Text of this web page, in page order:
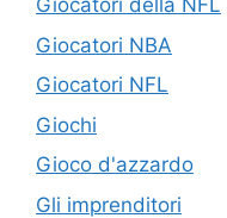
Giocatori della NFL
Giocatori NBA
Giocatori NFL
Giochi
Gioco d'azzardo
Gli imprenditori